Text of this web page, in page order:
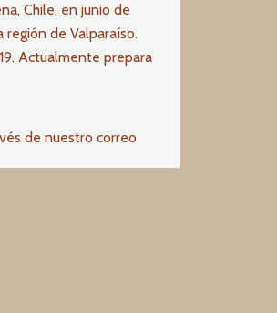
Chile, en junio de
de Valparaíso.
Actualmente prepara
de nuestro correo